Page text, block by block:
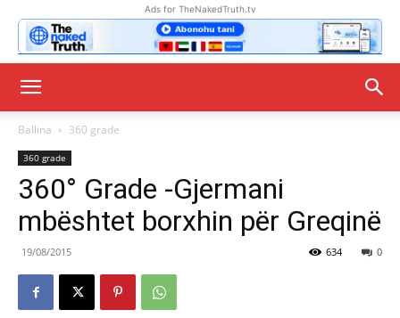
Ads for TheNakedTruth.tv
Ballina 360 grade
360 grade
360° Grade -Gjermani
mbështet borxhin për Greqinë
19/08/2015 0
634